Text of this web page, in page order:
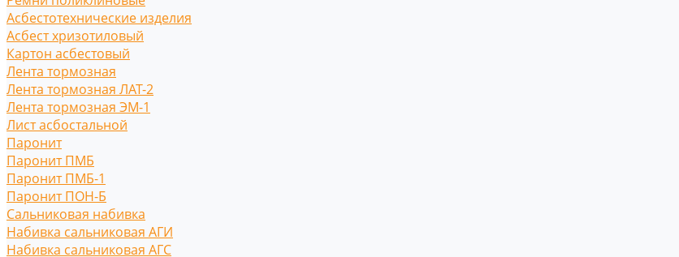
Асбестотехнические изделия
Асбест хризотиловый
Картон асбестовый
Лента тормозная
Лента тормозная ЛАТ-2
Лента тормозная ЭМ-1
Лист асбостальной
Паронит
Паронит ПМБ
Паронит ПМБ-1
Паронит ПОН-Б
Сальниковая набивка
Набивка сальниковая АГИ
Набивка сальниковая АГС